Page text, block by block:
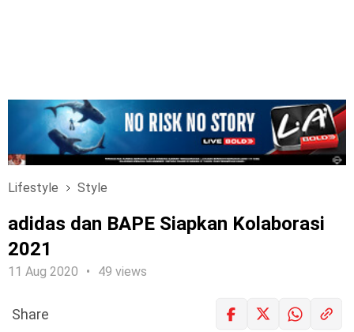
Lifestyle Style
adidas dan BAPE Siapkan Kolaborasi
2021
11 Aug 2020 49 views
Share